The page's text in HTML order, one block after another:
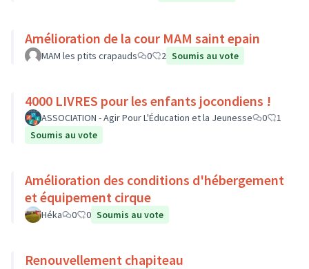
Amélioration de la cour MAM saint epain
MAM les ptits crapauds 0 2 Soumis au vote
4000 LIVRES pour les enfants jocondiens !
ASSOCIATION - Agir Pour L'Éducation et la Jeunesse 0
1
Soumis au vote
Amélioration des conditions d'hébergement
et équipement cirque
Héka 0 0 Soumis au vote
Renouvellement chapiteau